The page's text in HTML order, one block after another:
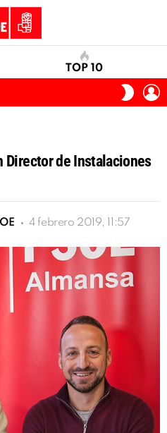
TOP 10
SKIN
Director de Instalaciones
4 febrero 2019, 11:57